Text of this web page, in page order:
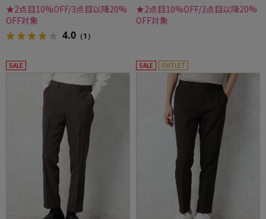
★2点目10%OFF/3点目以降20%
OFF対象
4.0 （1）
★2点目10%OFF/3点目以降20%
OFF対象
SALE SALE OUTLET